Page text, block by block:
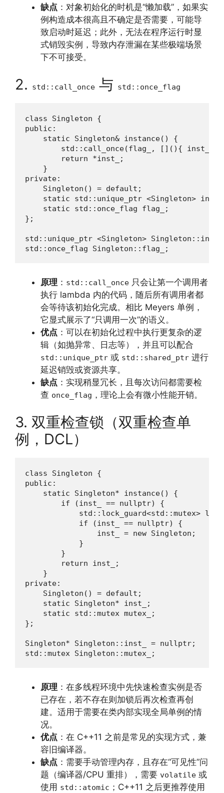
缺点 ：对象初始化的时机是“懒加载”，如果实
例构造成本很高且不确定是否需要，可能导
致启动时延迟；此外，无法在程序运行时显
式销毁实例，导致内存泄漏在某些极端场景
下不可接受。
2. std::call_once 与 std::once_flag
class Singleton {
public:
    static Singleton& instance() {
std::call_once(flag_, [](){
        return *inst_;
    }
private:
    Singleton() = default;
static std::unique_ptr <Singleton>
    static std::once_flag flag_;
};
std::unique_ptr <Singleton>
std::once_flag Singleton::flag_;
原理 ： std::call_once 只会让第一个调用者
执行 lambda 内的代码，随后所有调用者都
会等待该初始化完成。相比 Meyers 单例，
它显式展示了“只调用一次”的语义。
优点 ：可以在初始化过程中执行更复杂的逻
辑（如抛异常、日志等），并且可以配合
std::unique_ptr 或 std::shared_ptr 进行
延迟销毁或资源共享。
缺点 ：实现稍显冗长，且每次访问都需要检
查 once_flag ，理论上会有微小性能开销。
3. 双重检查锁（双重检查单
例，DCL）
class Singleton {
public:
    static Singleton* instance() {
        if (inst_ == nullptr) {
std::lock_guard<std::mutex>
            if (inst_ == nullptr) {
                inst_ = new Singleton;
            }
        }
        return inst_;
    }
private:
    Singleton() = default;
    static Singleton* inst_;
    static std::mutex mutex_;
};
Singleton* Singleton::inst_ = nullptr;
std::mutex Singleton::mutex_;
原理 ：在多线程环境中先快速检查实例是否
已存在，若不存在则加锁后再次检查再创
建。适用于需要在类内部实现全局单例的情
况。
优点 ：在 C++11 之前是常见的实现方式，兼
容旧编译器。
缺点 ：需要手动管理内存，且存在“可见性”问
题（编译器/CPU 重排），需要 volatile 或
使用 std::atomic ；C++11 之后更推荐使用